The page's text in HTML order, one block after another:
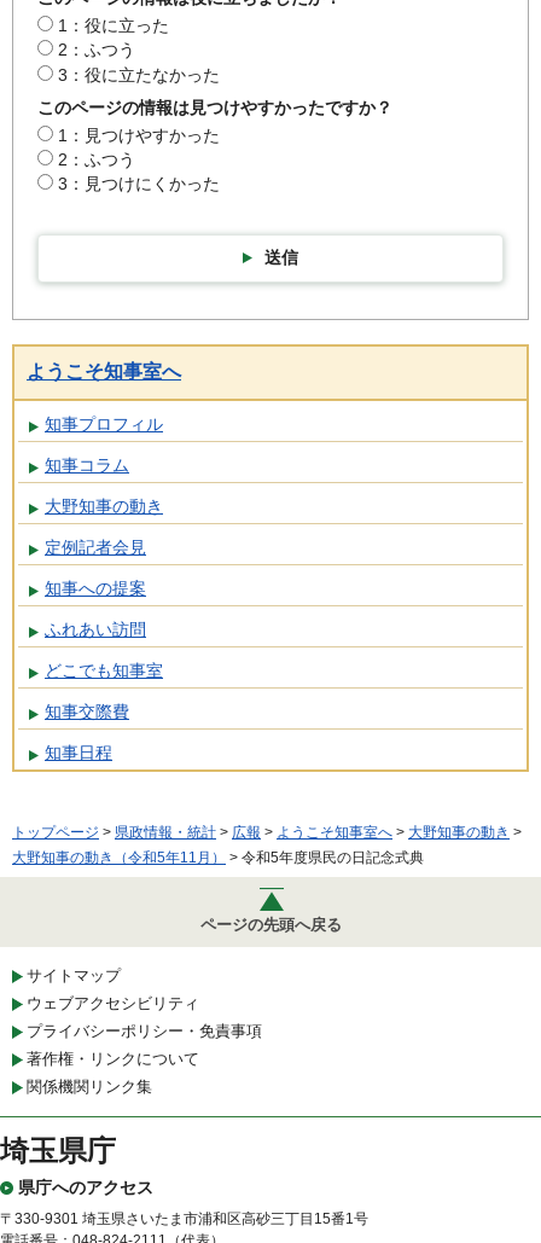
1：役に立った
2：ふつう
3：役に立たなかった
このページの情報は見つけやすかったですか？
1：見つけやすかった
2：ふつう
3：見つけにくかった
送信
ようこそ知事室へ
知事プロフィル
知事コラム
大野知事の動き
定例記者会見
知事への提案
ふれあい訪問
どこでも知事室
知事交際費
知事日程
トップページ > 県政情報・統計 > 広報 > ようこそ知事室へ > 大野知事の動き >
大野知事の動き（令和5年11月）
> 令和5年度県民の日記念式典
ページの先頭へ戻る
サイトマップ
ウェブアクセシビリティ
プライバシーポリシー・免責事項
著作権・リンクについて
関係機関リンク集
埼玉県庁
県庁へのアクセス
〒330-9301 埼玉県さいたま市浦和区高砂三丁目15番1号